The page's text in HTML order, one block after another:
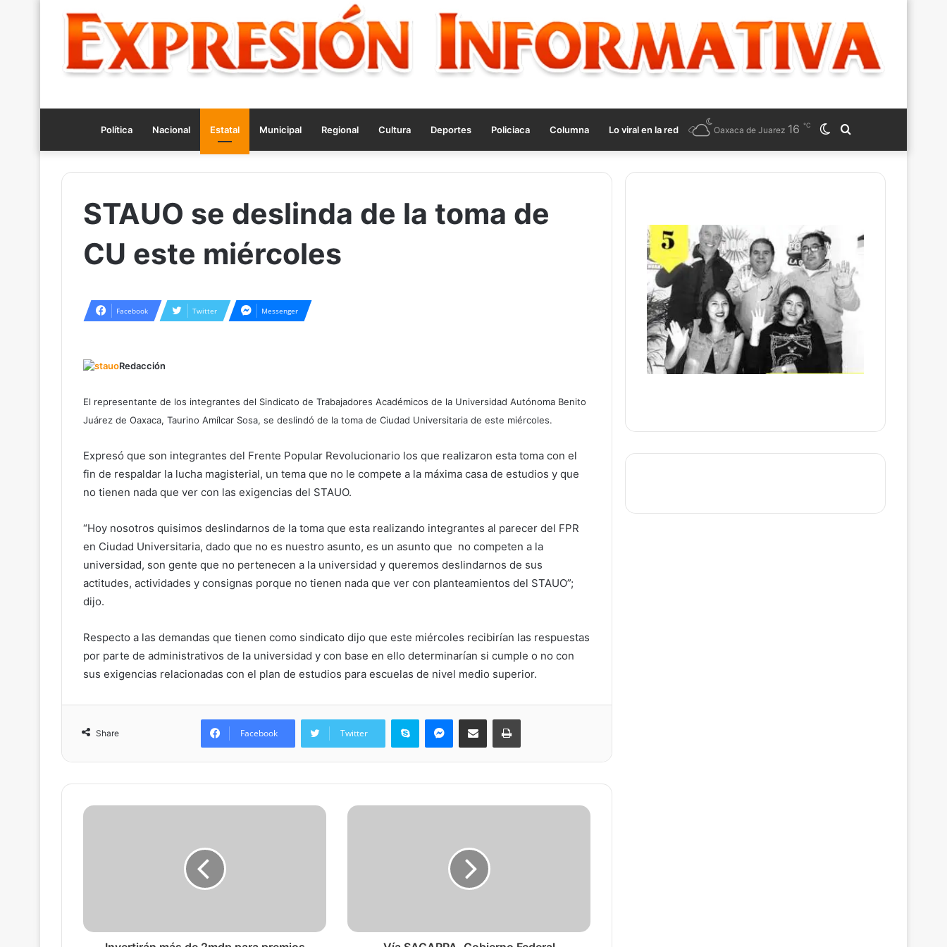
Política Nacional Estatal Municipal Regional Cultura Deportes Policiaca Columna Lo viral en la red
for
Switch
skin
Oaxaca de Juarez 16 ℃
STAUO se deslinda de la toma de
CU este miércoles
Facebook Twitter Messenger
Redacción
El representante de los integrantes del Sindicato de Trabajadores Académicos de la Universidad Autónoma Benito
Juárez de Oaxaca, Taurino Amílcar Sosa, se deslindó de la toma de Ciudad Universitaria de este miércoles.
Expresó que son integrantes del Frente Popular Revolucionario los que realizaron esta toma con el
fin de respaldar la lucha magisterial, un tema que no le compete a la máxima casa de estudios y que
no tienen nada que ver con las exigencias del STAUO.
“Hoy nosotros quisimos deslindarnos de la toma que esta realizando integrantes al parecer del FPR
en Ciudad Universitaria, dado que no es nuestro asunto, es un asunto que no competen a la
universidad, son gente que no pertenecen a la universidad y queremos deslindarnos de sus
actitudes, actividades y consignas porque no tienen nada que ver con planteamientos del STAUO”;
dijo.
Respecto a las demandas que tienen como sindicato dijo que este miércoles recibirían las respuestas
por parte de administrativos de la universidad y con base en ello determinarían si cumple o no con
sus exigencias relacionadas con el plan de estudios para escuelas de nivel medio superior.
Share Facebook Twitter
Skype Messenger
Share via Email Print